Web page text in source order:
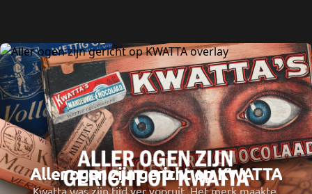
Aller ogen zijn gericht op KWATTA
Kwatta was zijn tijd ver vooruit. Het merk maakte